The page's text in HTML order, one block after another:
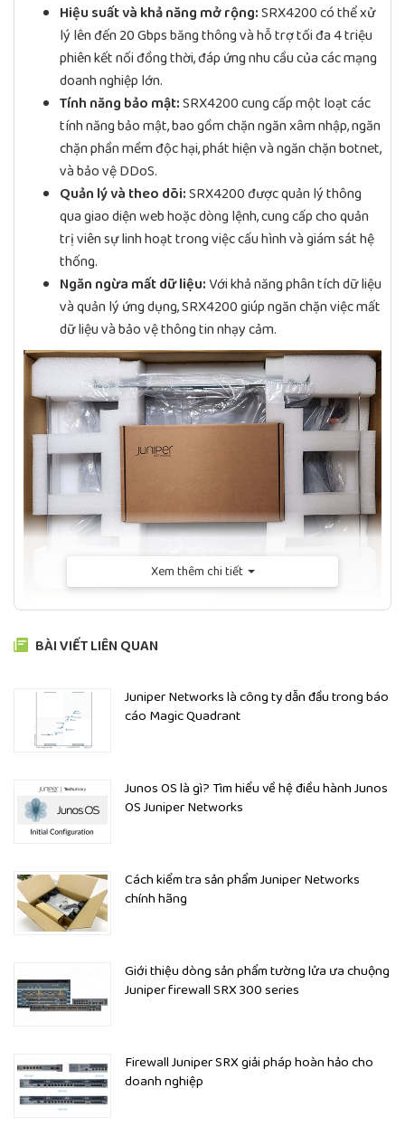
Hiệu suất và khả năng mở rộng:SRX4200 có thể xử
lý lên đến 20 Gbps băng thông và hỗ trợ tối đa 4 triệu
phiên kết nối đồng thời, đáp ứng nhu cầu của các mạng
doanh nghiệp lớn.
Tính năng bảo mật:SRX4200 cung cấp một loạt các
tính năng bảo mật, bao gồm chặn ngăn xâm nhập, ngăn
chặn phần mềm độc hại, phát hiện và ngăn chặn botnet,
và bảo vệ DDoS.
Quản lý và theo dõi:SRX4200 được quản lý thông
qua giao diện web hoặc dòng lệnh, cung cấp cho quản
trị viên sự linh hoạt trong việc cấu hình và giám sát hệ
thống.
Ngăn ngừa mất dữ liệu:Với khả năng phân tích dữ liệu
và quản lý ứng dụng, SRX4200 giúp ngăn chặn việc mất
dữ liệu và bảo vệ thông tin nhạy cảm.
Thông số kỹ thuật Firewall Juniper SRX4200-SYS-
Product Name
SRX4200-SYS-JE-
AC
Connectivity
Onboard small form-factor
pluggable plus (SFP+)
transceiver ports
8x1GbE/10GbE
management ports
1x1GbE
Dedicated high availability
(HA) ports
USB 2.0 ports (type A)
2
Memory and Storage
240 GB with 1+1 RAID
Dimensions and Power
Form factor
Xem thêm chi tiết
BÀI VIẾT LIÊN QUAN
Juniper Networks là công ty dẫn đầu trong báo
cáo Magic Quadrant
Junos OS là gì? Tìm hiểu về hệ điều hành Junos
OS Juniper Networks
Cách kiểm tra sản phẩm Juniper Networks
chính hãng
Giới thiệu dòng sản phẩm tường lửa ưa chuộng
Juniper firewall SRX 300 series
Firewall Juniper SRX giải pháp hoàn hảo cho
doanh nghiệp